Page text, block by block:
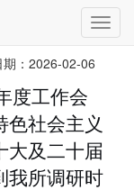
切
换
能 奋力开创热带农
期：2026-02-06
度工作会
色社会主义
大及二十届
我所调研时